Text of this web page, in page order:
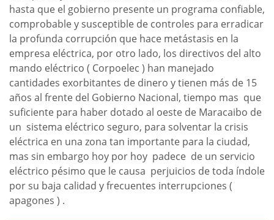
hasta que el gobierno presente un programa confiable,
comprobable y susceptible de controles para erradicar
la profunda corrupción que hace metástasis en la
empresa eléctrica, por otro lado, los directivos del alto
mando eléctrico ( Corpoelec ) han manejado
cantidades exorbitantes de dinero y tienen más de 15
años al frente del Gobierno Nacional, tiempo mas que
suficiente para haber dotado al oeste de Maracaibo de
un sistema eléctrico seguro, para solventar la crisis
eléctrica en una zona tan importante para la ciudad,
mas sin embargo hoy por hoy padece de un servicio
eléctrico pésimo que le causa perjuicios de toda índole
por su baja calidad y frecuentes interrupciones (
apagones ) .